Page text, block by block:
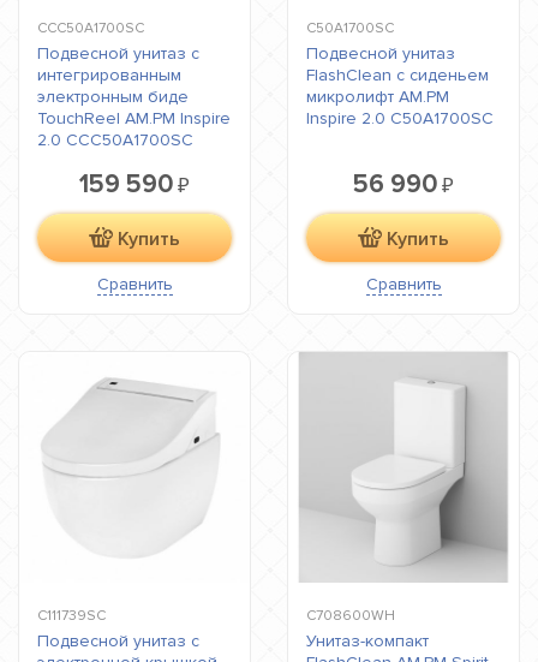
CCC50A1700SC
Подвесной унитаз с
интегрированным
электронным биде
TouchReel AM.PM Inspire
2.0 CCC50A1700SC
159 590 ₽
Купить
Сравнить
C50A1700SC
Подвесной унитаз
FlashClean с сиденьем
микролифт AM.PM
Inspire 2.0 C50A1700SC
56 990 ₽
Купить
Сравнить
C111739SC
Подвесной унитаз с
C708600WH
Унитаз-компакт